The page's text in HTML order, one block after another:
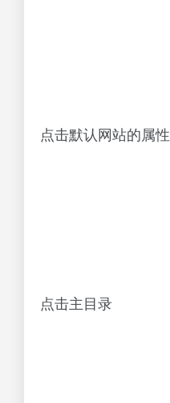
点击默认网站的属性
点击主目录